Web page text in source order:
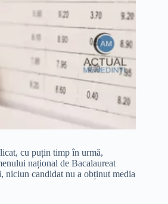
cu puțin timp în urmă,
național de Bacalaureat
niciun candidat nu a obținut media